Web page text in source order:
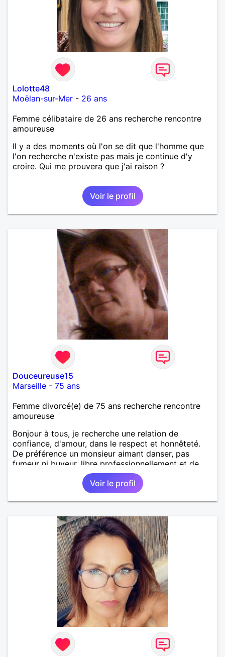
Lolotte48
Moëlan-sur-Mer - 26 ans
Femme célibataire de 26 ans recherche rencontre
amoureuse
Il y a des moments où l'on se dit que l'homme que
l'on recherche n'existe pas mais je continue d'y
croire. Qui me prouvera que j'ai raison ?
Voir le profil
Douceureuse15
Marseille - 75 ans
Femme divorcé(e) de 75 ans recherche rencontre
amoureuse
Bonjour à tous, je recherche une relation de
confiance, d'amour, dans le respect et honnêteté.
De préférence un monsieur aimant danser, pas
fumeur ni buveur, libre professionnellement et de
Voir le profil